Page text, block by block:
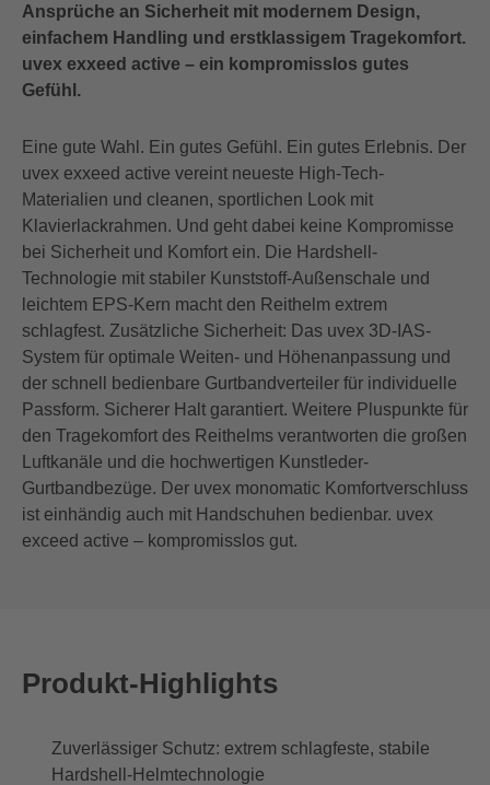
Ansprüche an Sicherheit mit modernem Design,
einfachem Handling und erstklassigem Tragekomfort.
uvex exxeed active – ein kompromisslos gutes
Gefühl.
Eine gute Wahl. Ein gutes Gefühl. Ein gutes Erlebnis. Der
uvex exxeed active vereint neueste High-Tech-
Materialien und cleanen, sportlichen Look mit
Klavierlackrahmen. Und geht dabei keine Kompromisse
bei Sicherheit und Komfort ein. Die Hardshell-
Technologie mit stabiler Kunststoff-Außenschale und
leichtem EPS-Kern macht den Reithelm extrem
schlagfest. Zusätzliche Sicherheit: Das uvex 3D-IAS-
System für optimale Weiten- und Höhenanpassung und
der schnell bedienbare Gurtbandverteiler für individuelle
Passform. Sicherer Halt garantiert. Weitere Pluspunkte für
den Tragekomfort des Reithelms verantworten die großen
Luftkanäle und die hochwertigen Kunstleder-
Gurtbandbezüge. Der uvex monomatic Komfortverschluss
ist einhändig auch mit Handschuhen bedienbar. uvex
exceed active – kompromisslos gut.
Produkt-Highlights
Zuverlässiger Schutz: extrem schlagfeste, stabile
Hardshell-Helmtechnologie